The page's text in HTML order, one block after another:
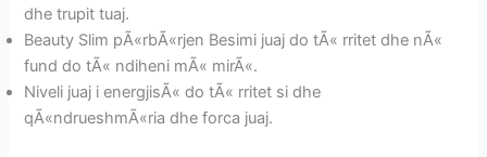
dhe trupit tuaj.
Beauty Slim pÃ«rbÃ«rjen Besimi juaj do tÃ« rritet dhe nÃ«
fund do tÃ« ndiheni mÃ« mirÃ«.
Niveli juaj i energjisÃ« do tÃ« rritet si dhe
qÃ«ndrueshmÃ«ria dhe forca juaj.